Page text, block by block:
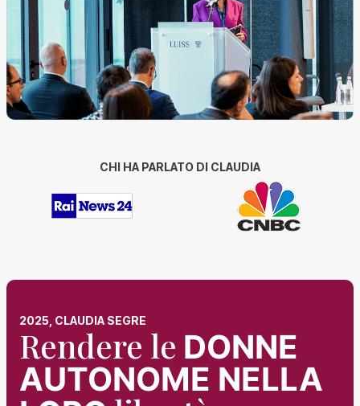
CHI HA PARLATO DI CLAUDIA
2025, CLAUDIA SEGRE
Rendere le DONNE
AUTONOME NELLA